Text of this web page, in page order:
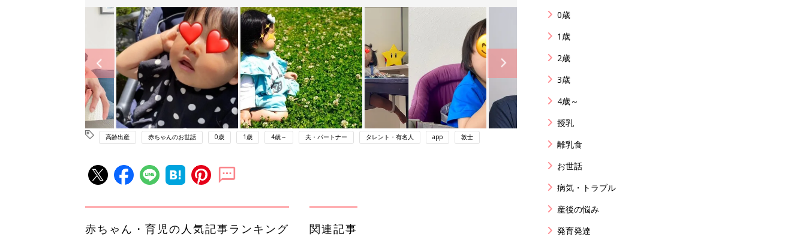
高齢出産 赤ちゃんのお世話 0歳 1歳 4歳～ 夫・パートナー タレント・有名人 app 敦士
赤ちゃん・育児の人気記事ランキング 関連記事
0歳
1歳
2歳
3歳
4歳～
授乳
離乳食
お世話
病気・トラブル
産後の悩み
発育発達